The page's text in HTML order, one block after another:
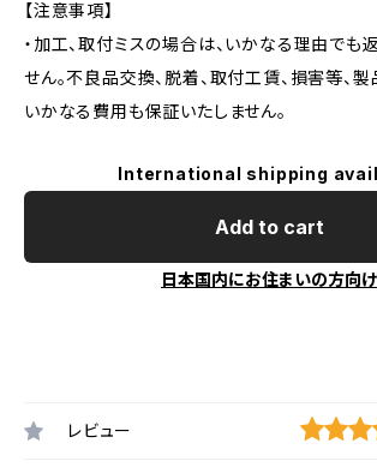
【注意事項】
・加工、取付ミスの場合は、いかなる理由でも
せん。不良品交換、脱着、取付工賃、損害等、
いかなる費用も保証いたしません。
International shipping
Add to cart
日本国内にお住まいの方向け
レビュー